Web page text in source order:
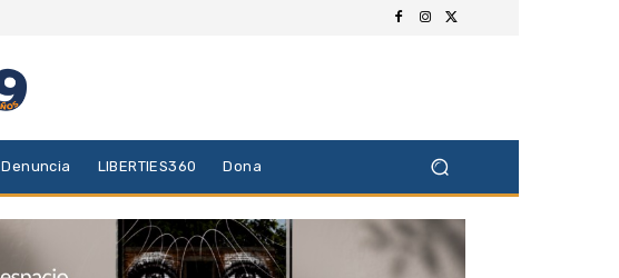
Denuncia LIBERTIES360 Dona